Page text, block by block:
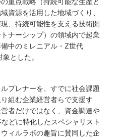
資源を活用した地域づくり、
、持続可能性を支える技術開
ナーシップ）の領域内で起業
中のミレニアル・Z世代
とした。
プレナーを、すでに社会課題
組む企業経営者らで支援す
者だけではなく、資金調達や
どに特化したスペシャリスト
ィルラボの趣旨に賛同した企